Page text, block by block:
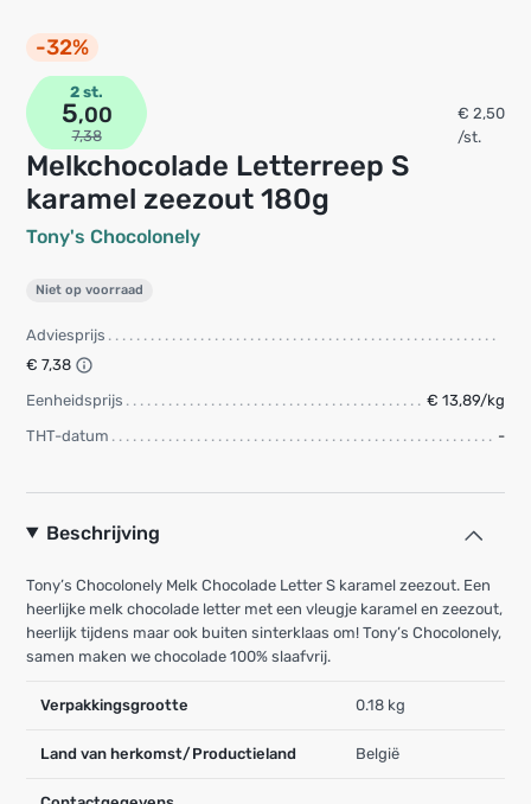
-32%
Melkchocolade Letterreep S
karamel zeezout 180g
Tony's Chocolonely
2 st.
5,00
7,38
€ 2,50
/st.
Niet op voorraad
Adviesprijs
€ 7,38
Eenheidsprijs
€ 13,89/kg
THT-datum
-
Beschrijving
Tony’s Chocolonely Melk Chocolade Letter S karamel zeezout. Een
heerlijke melk chocolade letter met een vleugje karamel en zeezout,
heerlijk tijdens maar ook buiten sinterklaas om! Tony’s Chocolonely,
samen maken we chocolade 100% slaafvrij.
Verpakkingsgrootte 0.18 kg
Land van herkomst/Productieland België